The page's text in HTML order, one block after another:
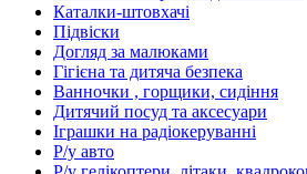
Каталки-штовхачі
Підвіски
Догляд за малюками
Гігієна та дитяча безпека
Ванночки , горщики, сидіння
Дитячий посуд та аксесуари
Іграшки на радіокеруванні
Р/у авто